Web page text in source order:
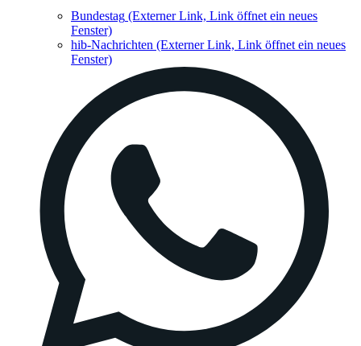
Bundestag (Externer Link, Link öffnet ein neues
Fenster)
hib-Nachrichten (Externer Link, Link öffnet ein neues
Fenster)